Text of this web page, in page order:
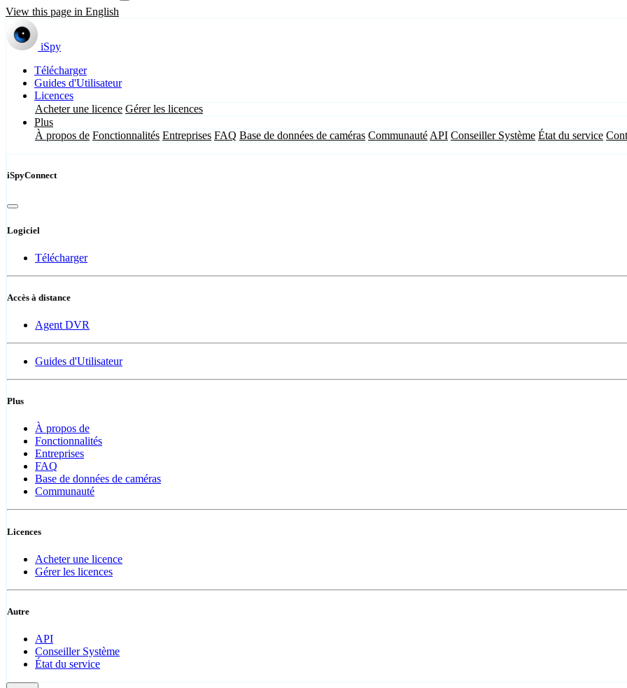
View this page in English
iSpy
Télécharger
Guides d'Utilisateur
Licences
Acheter une licence Gérer les licences
Plus
À propos de Fonctionnalités Entreprises FAQ Base de données de caméras Communauté API Conseiller Système État du service
iSpyConnect
Logiciel
Télécharger
Accès à distance
Agent DVR
Guides d'Utilisateur
Plus
À propos de
Fonctionnalités
Entreprises
FAQ
Base de données de caméras
Communauté
Licences
Acheter une licence
Gérer les licences
Autre
API
Conseiller Système
État du service